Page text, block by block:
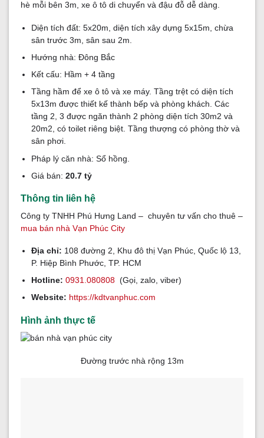
hè mỗi bên 3m, xe ô tô di chuyển và đậu đỗ dễ dàng.
Diện tích đất: 5x20m, diện tích xây dựng 5x15m, chừa
sân trước 3m, sân sau 2m.
Hướng nhà: Đông Bắc
Kết cấu: Hầm + 4 tầng
Tầng hầm để xe ô tô và xe máy. Tầng trệt có diện tích
5x13m được thiết kế thành bếp và phòng khách. Các
tầng 2, 3 được ngăn thành 2 phòng diện tích 30m2 và
20m2, có toilet riêng biệt. Tầng thượng có phòng thờ và
sân phơi.
Pháp lý căn nhà: Sổ hồng.
Giá bán: 20.7 tỷ
Thông tin liên hệ
Công ty TNHH Phú Hưng Land – chuyên tư vấn cho thuê –
mua bán nhà Vạn Phúc City
Địa chỉ: 108 đường 2, Khu đô thị Vạn Phúc, Quốc lộ 13,
P. Hiệp Bình Phước, TP. HCM
Hotline: 0931.080808 (Gọi, zalo, viber)
Website: https://kdtvanphuc.com
Hình ảnh thực tế
Đường trước nhà rộng 13m